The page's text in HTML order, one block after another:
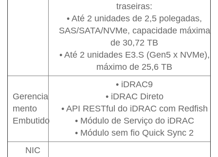
traseiras:
• Até 2 unidades de 2,5 polegadas,
SAS/SATA/NVMe, capacidade máxima
de 30,72 TB
• Até 2 unidades E3.S (Gen5 x NVMe),
máximo de 25,6 TB
Gerencia
mento
Embutido
• iDRAC9
• iDRAC Direto
• API RESTful do iDRAC com Redfish
• Módulo de Serviço do iDRAC
• Módulo sem fio Quick Sync 2
NIC